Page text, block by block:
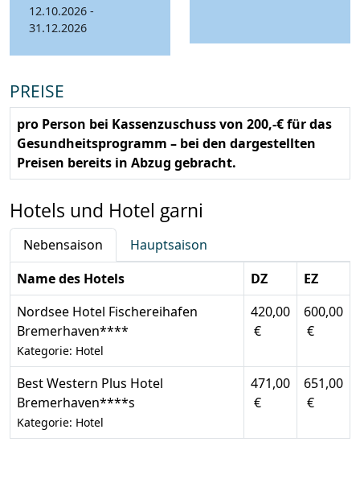
12.10.2026 -
31.12.2026
PREISE
pro Person bei Kassenzuschuss von 200,-€ für das
Gesundheitsprogramm – bei den dargestellten
Preisen bereits in Abzug gebracht.
Hotels und Hotel garni
Nebensaison
Hauptsaison
Name des Hotels
DZ
EZ
Nordsee Hotel Fischereihafen
Bremerhaven****
Kategorie: Hotel
420,00
€
600,00
€
Best Western Plus Hotel
Bremerhaven****s
Kategorie: Hotel
471,00
€
651,00
€